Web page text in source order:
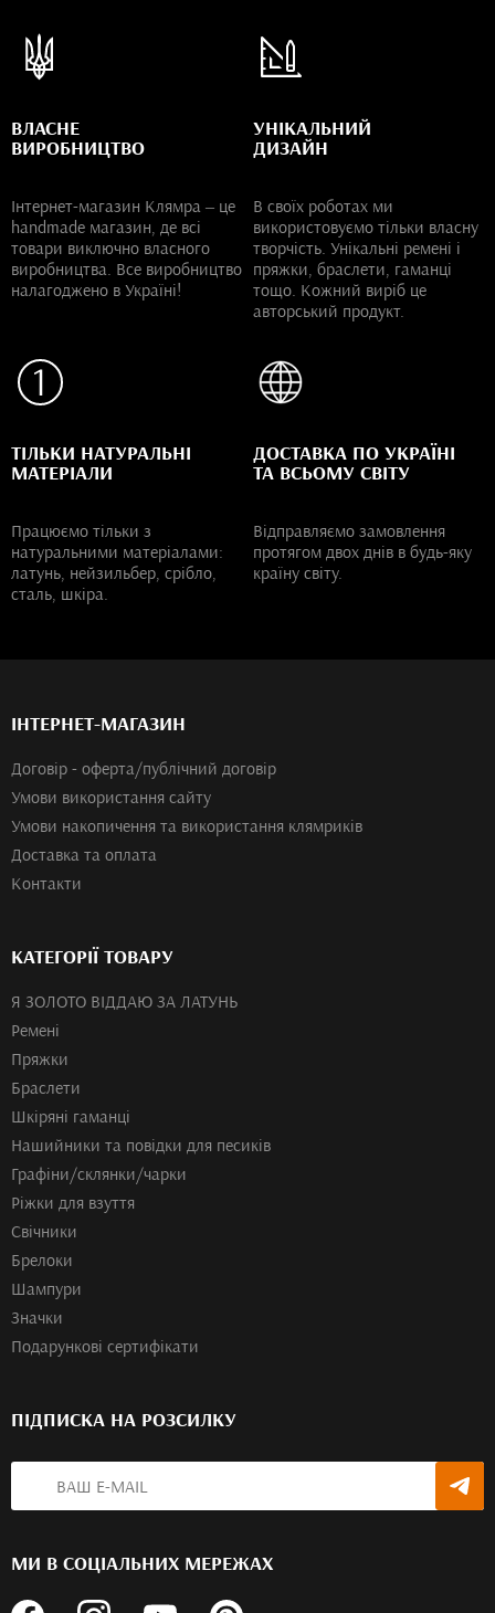
ВЛАСНЕ
ВИРОБНИЦТВО
Інтернет-магазин Клямра – це
handmade магазин, де всі
товари виключно власного
виробництва. Все виробництво
налагоджено в Україні!
УНІКАЛЬНИЙ
ДИЗАЙН
В своїх роботах ми
використовуємо тільки власну
творчість. Унікальні ремені і
пряжки, браслети, гаманці
тощо. Кожний виріб це
авторський продукт.
ТІЛЬКИ НАТУРАЛЬНІ
МАТЕРІАЛИ
Працюємо тільки з
натуральними матеріалами:
латунь, нейзильбер, срібло,
сталь, шкіра.
ДОСТАВКА ПО УКРАЇНІ
ТА ВСЬОМУ СВІТУ
Відправляємо замовлення
протягом двох днів в будь-яку
країну світу.
ІНТЕРНЕТ-МАГАЗИН
Договір - оферта/публічний договір
Умови використання сайту
Умови накопичення та використання клямриків
Доставка та оплата
Контакти
КАТЕГОРІЇ ТОВАРУ
Я ЗОЛОТО ВІДДАЮ ЗА ЛАТУНЬ
Ремені
Пряжки
Браслети
Шкіряні гаманці
Нашийники та повідки для песиків
Графіни/склянки/чарки
Ріжки для взуття
Свічники
Брелоки
Шампури
Значки
Подарункові сертифікати
ПІДПИСКА НА РОЗСИЛКУ
МИ В СОЦІАЛЬНИХ МЕРЕЖАХ